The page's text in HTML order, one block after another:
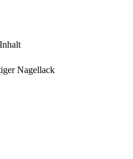
Nagellack